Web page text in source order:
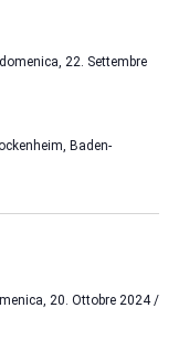
domenica, 22. Settembre
Baden-
20. Ottobre 2024 /